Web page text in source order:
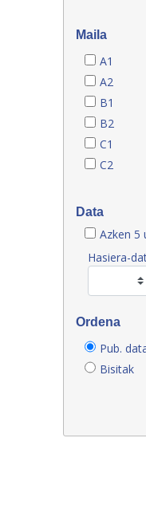
Maila
A1
A2
B1
B2
C1
C2
Data
Azken 5
Hasiera-
Ordena
Pub.
Bisitak